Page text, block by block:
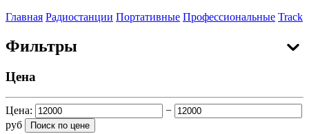
Главная Радиостанции Портативные Профессиональные Track
Фильтры
Цена
Цена:
−
руб